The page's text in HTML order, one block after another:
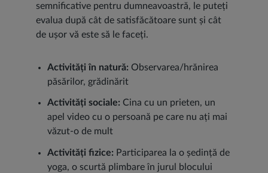
semnificative pentru dumneavoastră, le puteți
evalua după cât de satisfăcătoare sunt și cât
de ușor vă este să le faceți.
Activități în natură: Observarea/hrănirea
păsărilor, grădinărit
Activități sociale: Cina cu un prieten, un
apel video cu o persoană pe care nu ați mai
văzut-o de mult
Activități fizice: Participarea la o ședință de
yoga, o scurtă plimbare în jurul blocului